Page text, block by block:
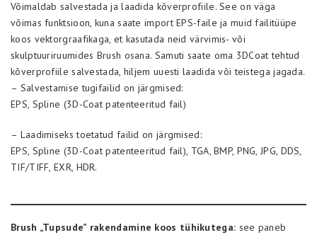
Võimaldab salvestada ja laadida kõverprofiile. See on väga
võimas funktsioon, kuna saate import EPS-faile ja muid failitüüpe
koos vektorgraafikaga, et kasutada neid värvimis- või
skulptuuriruumides Brush osana. Samuti saate oma 3DCoat tehtud
kõverprofiile salvestada, hiljem uuesti laadida või teistega jagada.
– Salvestamise tugifailid on järgmised:
EPS, Spline (3D-Coat patenteeritud fail)
– Laadimiseks toetatud failid on järgmised:
EPS, Spline (3D-Coat patenteeritud fail), TGA, BMP, PNG, JPG, DDS,
TIF/TIFF, EXR, HDR.
Brush „Tupsude” rakendamine koos tühikutega: see paneb